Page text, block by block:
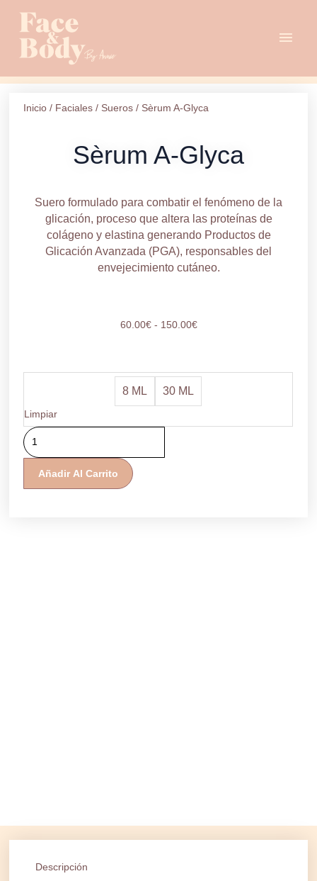
contenido
Inicio / Faciales / Sueros / Sèrum A-Glyca
Sèrum A-Glyca
Suero formulado para combatir el fenómeno de la
glicación, proceso que altera las proteínas de
colágeno y elastina generando Productos de
Glicación Avanzada (PGA), responsables del
envejecimiento cutáneo.
60.00€ - 150.00€Rango
desde
hasta
8 ML 30 ML
Limpiar
Glyca
cantidad
Añadir Al Carrito
Descripción